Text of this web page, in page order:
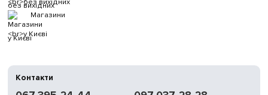
без вихідних
Магазини
у Києві
Контакти